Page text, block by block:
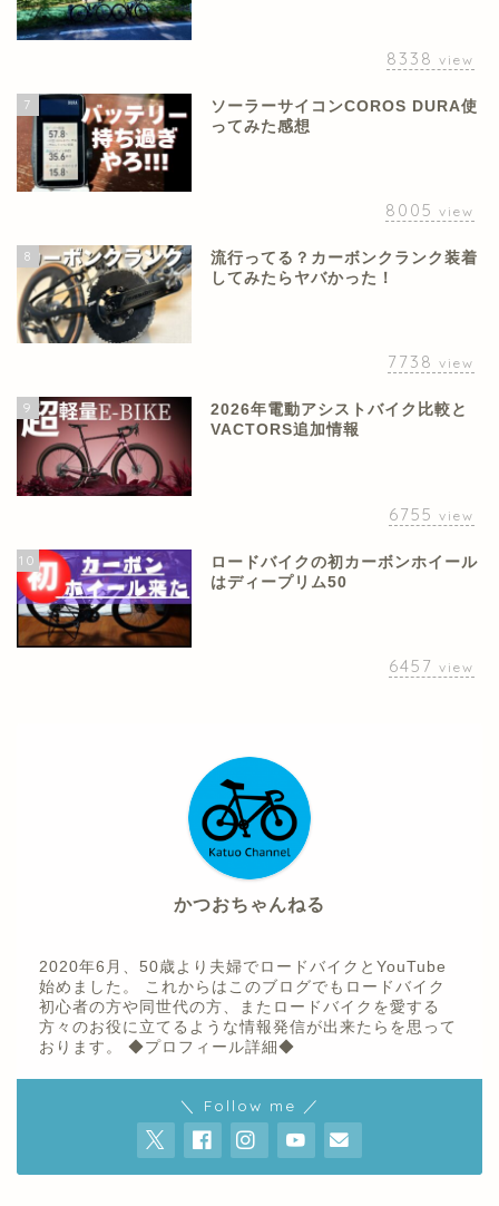
8338 view
7
ソーラーサイコンCOROS DURA使
ってみた感想
8005 view
8
流行ってる？カーボンクランク装着
してみたらヤバかった！
7738 view
9
2026年電動アシストバイク比較と
VACTORS追加情報
6755 view
10
ロードバイクの初カーボンホイール
はディープリム50
6457 view
かつおちゃんねる
2020年6月、50歳より夫婦でロードバイクとYouTube
始めました。 これからはこのブログでもロードバイク
初心者の方や同世代の方、またロードバイクを愛する
方々のお役に立てるような情報発信が出来たらを思って
おります。 ◆プロフィール詳細◆
＼ Follow me ／
プロフィール